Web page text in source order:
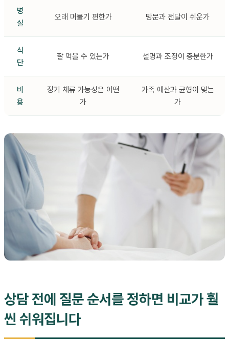
병
실
오래 머물기 편한가 방문과 전달이 쉬운가
식
단
잘 먹을 수 있는가 설명과 조정이 충분한가
비
용
장기 체류 가능성은 어떤
가
가족 예산과 균형이 맞는
가
상담 전에 질문 순서를 정하면 비교가 훨
씬 쉬워집니다